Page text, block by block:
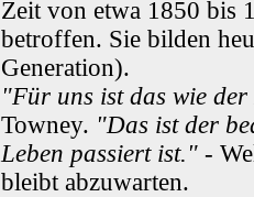
Zeit von etwa 1850 bis
betroffen. Sie bilden
Generation).
"Für uns ist das wie
Towney. "Das ist der
Leben passiert ist." -
bleibt abzuwarten.